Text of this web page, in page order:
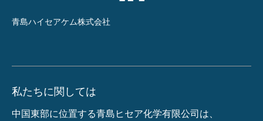
青島ハイセアケム株式会社
私たちに関しては
中国東部に位置する青島ヒセア化学有限公司は、